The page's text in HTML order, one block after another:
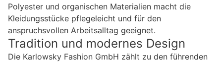
Polyester und organischen Materialien macht die
Kleidungsstücke pflegeleicht und für den
anspruchsvollen Arbeitsalltag geeignet.
Tradition und modernes Design
Die Karlowsky Fashion GmbH zählt zu den führenden